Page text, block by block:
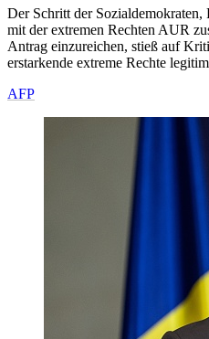
Der Schritt der Sozialdemokraten,
mit der extremen Rechten AUR
Antrag einzureichen, stieß auf
erstarkende extreme Rechte
AFP